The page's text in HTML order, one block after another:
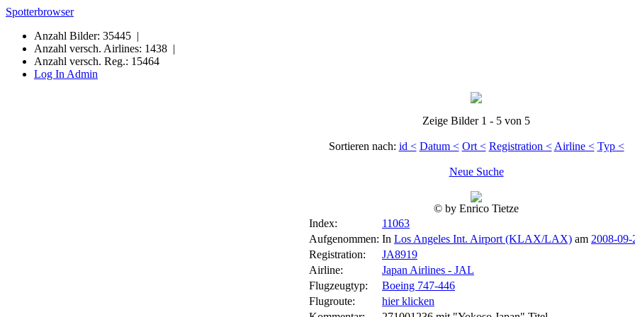
Spotterbrowser
Anzahl Bilder: 35445 |
Anzahl versch. Airlines: 1438 |
Anzahl versch. Reg.: 15464
Log In Admin
Zeige Bilder 1 - 5 von 5
Sortieren nach: id < Datum < Ort < Registration < Airline < Typ <
Neue Suche
© by Enrico Tietze
Index:
11063
Aufgenommen: In Los Angeles Int. Airport (KLAX/LAX) am 2008-09-
Registration:
JA8919
Airline:
Japan Airlines - JAL
Flugzeugtyp:
Boeing 747-446
Flugroute:
hier klicken